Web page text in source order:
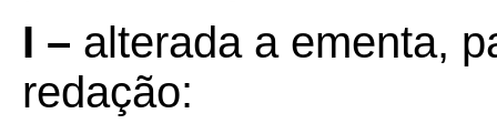
I – alterada a ementa,
redação: